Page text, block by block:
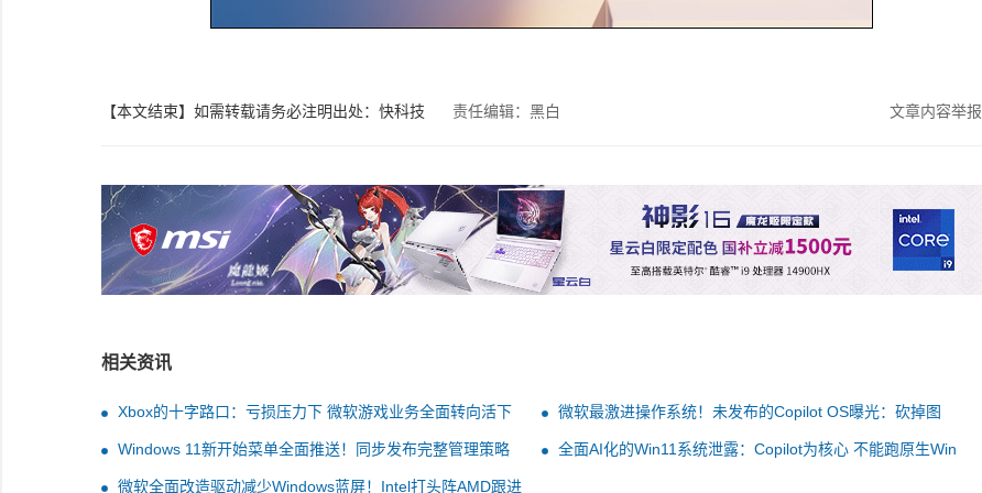
【本文结束】如需转载请务必注明出处：快科技 责任编辑：黑白 文章内容举报
相关资讯
Xbox的十字路口：亏损压力下 微软游戏业务全面转向活下
微软最激进操作系统！未发布的Copilot OS曝光：砍掉图
标、开始菜单 全靠AI
Windows 11新开始菜单全面推送！同步发布完整管理策略
全面AI化的Win11系统泄露：Copilot为核心 不能跑原生Win
微软全面改造驱动减少Windows蓝屏！Intel打头阵AMD跟进